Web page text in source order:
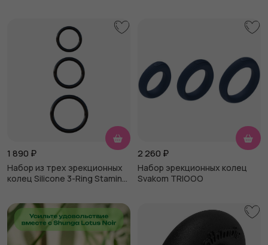
1 890 ₽
Набор из трех эрекционных
колец Silicone 3-Ring Stamina
2 260 ₽
Набор эрекционных колец
Svakom TRIOOO